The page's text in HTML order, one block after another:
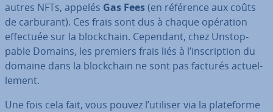
autres NFTs, appelés Gas Fees(en référence aux coûts
de carburant). Ces frais sont dus à chaque opération
effectuée sur la blo­ck­chain. Cependant, chez Uns­top­
pable Domains, les premiers frais liés à l’ins­crip­tion du
domaine dans la blo­ck­chain ne sont pas facturés ac­tuel­
le­ment.
Une fois cela fait, vous pouvez l’utiliser via la pla­te­forme